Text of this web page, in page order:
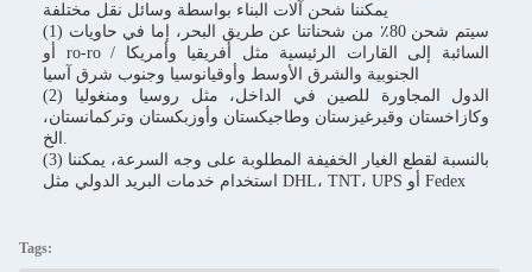
يمكننا شحن آلات البناء بواسطة وسائل نقل مختلفة
(1) سيتم شحن 80٪ من شحناتنا عن طريق البحر، إما في حاويات
أو ro-ro / السائبة إلى القارات الرئيسية مثل أفريقيا وأمريكا
الجنوبية والشرق الأوسط وأوقيانوسيا وجنوب شرق آسيا
(2) الدول المجاورة للصين في الداخل، مثل روسيا ومنغوليا
وكازاخستان وقيرغيزستان وطاجيكستان وأوزبكستان وتركمانستان،
الخ.
(3) بالنسبة لقطع الغيار الخفيفة المطلوبة على وجه السرعة، يمكننا
استخدام خدمات البريد الدولي مثل DHL، TNT، UPS أو Fedex
Tags: